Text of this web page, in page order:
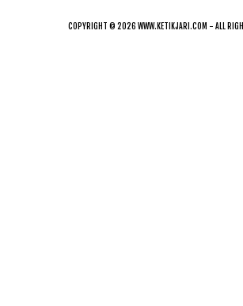
COPYRIGHT © 2026 WWW.KETIKJARI.COM - ALL